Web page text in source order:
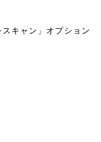
キャン」オプション